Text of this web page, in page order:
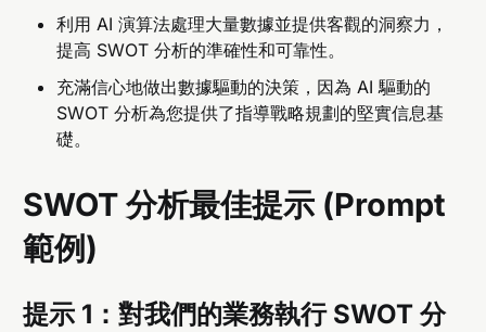
利用 AI 演算法處理大量數據並提供客觀的洞察力，
提高 SWOT 分析的準確性和可靠性。
充滿信心地做出數據驅動的決策，因為 AI 驅動的
SWOT 分析為您提供了指導戰略規劃的堅實信息基
礎。
SWOT 分析最佳提示 (Prompt
範例)
提示 1：對我們的業務執行 SWOT 分